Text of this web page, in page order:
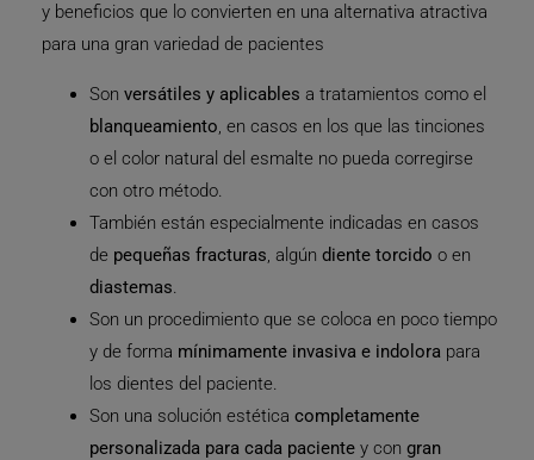
y beneficios que lo convierten en una alternativa atractiva
para una gran variedad de pacientes
Son versátiles y aplicables a tratamientos como el
blanqueamiento , en casos en los que las tinciones
o el color natural del esmalte no pueda corregirse
con otro método.
También están especialmente indicadas en casos
de pequeñas fracturas , algún diente torcido o en
diastemas
Son un procedimiento que se coloca en poco tiempo
y de forma mínimamente invasiva e indolora para
los dientes del paciente.
Son una solución estética completamente
personalizada para cada paciente y con gran